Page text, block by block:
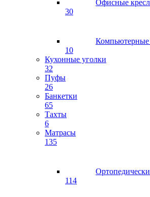
Офисные
30
Компьютерные
10
Кухонные уголки
32
Пуфы
26
Банкетки
65
Тахты
6
Матрасы
135
114